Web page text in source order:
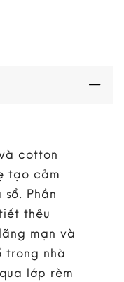
cotton
tạo cảm
Phần
thêu
mạn và
trong nhà
lớp rèm